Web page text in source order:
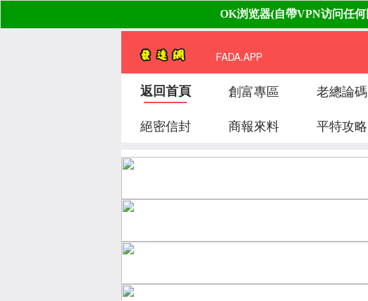
FADA.APP
返回首頁 創富專區 老總論碼
絕密信封
商報來料 平特攻略